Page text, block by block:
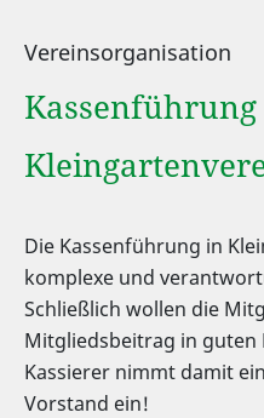
Vereinsorganisation
Die Kassenführung in
komplexe und
Schließlich wollen die
Mitgliedsbeitrag in guten
Kassierer nimmt damit
Vorstand ein!